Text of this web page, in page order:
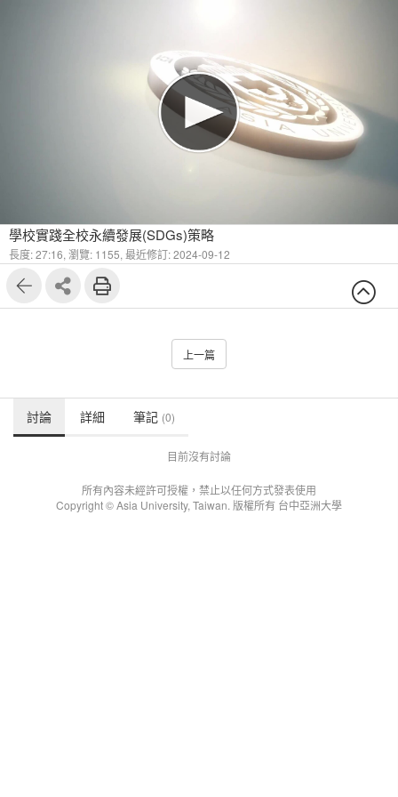
學校實踐全校永續發展(SDGs)策略
長度: 27:16, 瀏覽: 1155, 最近修訂: 2024-09-12
上一篇
討論 詳細 筆記 (0)
目前沒有討論
所有內容未經許可授權，禁止以任何方式發表使用
Copyright © Asia University, Taiwan. 版權所有 台中亞洲大學